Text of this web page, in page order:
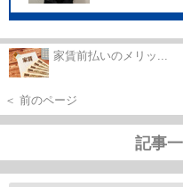
家賃前払いのメリッ...
＜ 前のページ
記事